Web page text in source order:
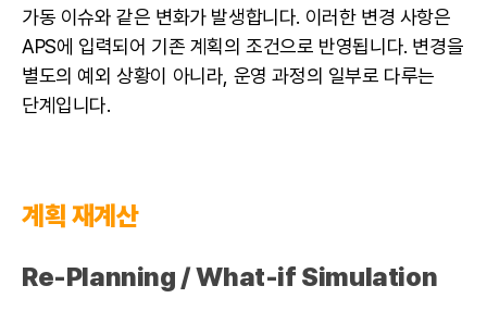
가동 이슈와 같은 변화가 발생합니다. 이러한 변경 사항은
APS에 입력되어 기존 계획의 조건으로 반영됩니다. 변경을
별도의 예외 상황이 아니라, 운영 과정의 일부로 다루는
단계입니다.
계획 재계산
Re-Planning / What-if Simulation